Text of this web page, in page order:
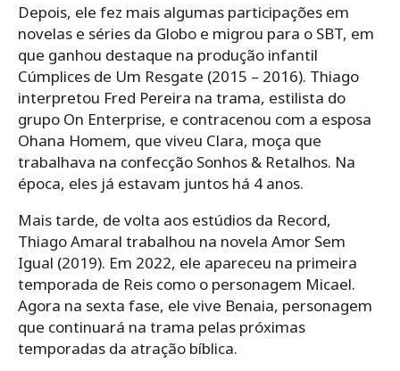
Depois, ele fez mais algumas participações em
novelas e séries da Globo e migrou para o SBT, em
que ganhou destaque na produção infantil
Cúmplices de Um Resgate (2015 – 2016). Thiago
interpretou Fred Pereira na trama, estilista do
grupo On Enterprise, e contracenou com a esposa
Ohana Homem, que viveu Clara, moça que
trabalhava na confecção Sonhos & Retalhos. Na
época, eles já estavam juntos há 4 anos.
Mais tarde, de volta aos estúdios da Record,
Thiago Amaral trabalhou na novela Amor Sem
Igual (2019). Em 2022, ele apareceu na primeira
temporada de Reis como o personagem Micael.
Agora na sexta fase, ele vive Benaia, personagem
que continuará na trama pelas próximas
temporadas da atração bíblica.